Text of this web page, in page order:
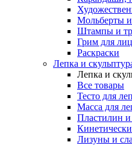
Мольберты
Штампы и
Грим для
Раскраски
Лепка и
Лепка и
Все товары
Тесто для
Масса для
Пластилин и
Лизуны и